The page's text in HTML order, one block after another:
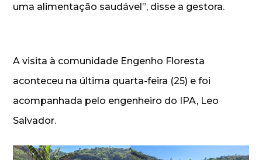
uma alimentação saudável”, disse a gestora.
A visita à comunidade Engenho Floresta
aconteceu na última quarta-feira (25) e foi
acompanhada pelo engenheiro do IPA, Leo
Salvador.